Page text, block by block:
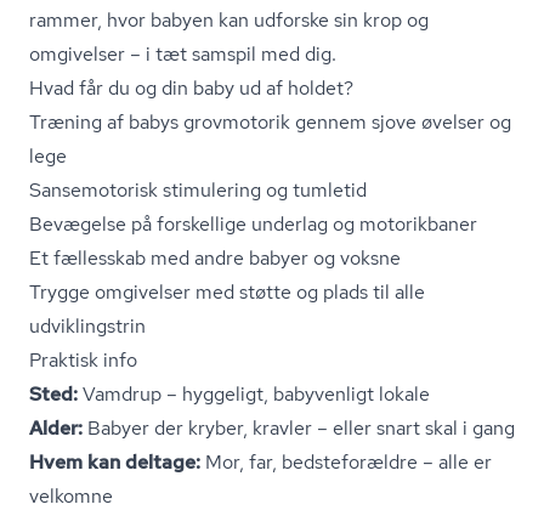
rammer, hvor babyen kan udforske sin krop og
omgivelser – i tæt samspil med dig.
Hvad får du og din baby ud af holdet?
Træning af babys grovmotorik gennem sjove øvelser og
lege
Sansemotorisk stimulering og tumletid
Bevægelse på forskellige underlag og motorikbaner
Et fællesskab med andre babyer og voksne
Trygge omgivelser med støtte og plads til alle
udviklingstrin
Praktisk info
Sted:Vamdrup – hyggeligt, babyvenligt lokale
Alder: Babyer der kryber, kravler – eller snart skal i gang
Hvem kan deltage: Mor, far, bedsteforældre – alle er
velkomne